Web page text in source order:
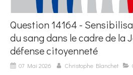
Question 14164 -
du sang dans le cadre de la
défense citoyenneté
07 Mai 2026 Christophe Blanchet